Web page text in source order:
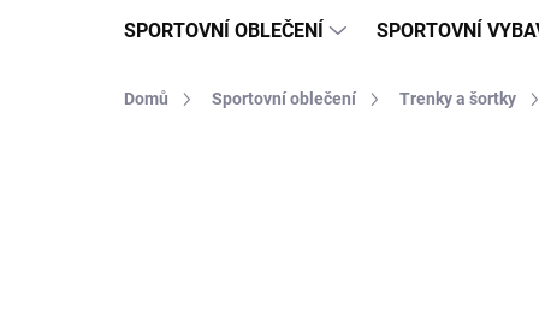
SPORTOVNÍ OBLEČENÍ SPORTOVNÍ
Domů Sportovní oblečení Trenky a šortky